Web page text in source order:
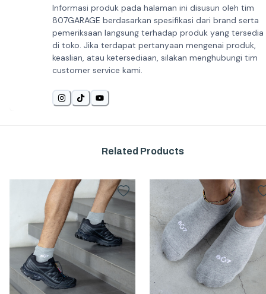
Informasi produk pada halaman ini disusun oleh tim
807GARAGE berdasarkan spesifikasi dari brand serta
pemeriksaan langsung terhadap produk yang tersedia
di toko. Jika terdapat pertanyaan mengenai produk,
keaslian, atau ketersediaan, silakan menghubungi tim
customer service kami.
Related Products